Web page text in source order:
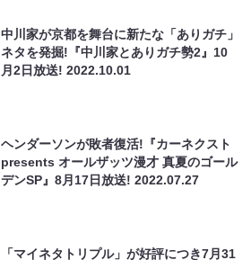
中川家が京都を舞台に新たな「ありガチ」
ネタを発掘!『中川家とありガチ勢2』10
月2日放送!2022.10.01
ヘンダーソンが敗者復活!『カーネクスト
presents オールザッツ漫才 真夏のゴール
デンSP』8月17日放送!2022.07.27
「マイネタトリプル」が好評につき7月31